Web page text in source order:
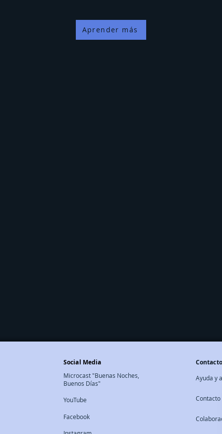
Aprender más
Social Media
Microcast "Buenas Noches,
Buenos Días"
YouTube
Facebook
Contacto
Ayuda y
Contacto